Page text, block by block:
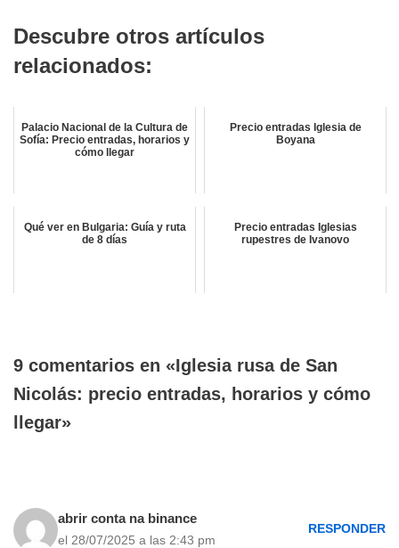
Descubre otros artículos
relacionados:
Palacio Nacional de la Cultura de
Sofía: Precio entradas, horarios y
cómo llegar
Precio entradas Iglesia de
Boyana
Qué ver en Bulgaria: Guía y ruta
de 8 días
Precio entradas Iglesias
rupestres de Ivanovo
9 comentarios en «Iglesia rusa de San
Nicolás: precio entradas, horarios y cómo
llegar»
abrir conta na binance
el 28/07/2025 a las 2:43 pm
RESPONDER